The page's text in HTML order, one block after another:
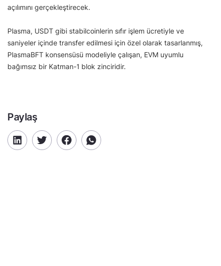
açılımını gerçekleştirecek.
Plasma, USDT gibi stabilcoinlerin sıfır işlem ücretiyle ve
saniyeler içinde transfer edilmesi için özel olarak tasarlanmış,
PlasmaBFT konsensüsü modeliyle çalışan, EVM uyumlu
bağımsız bir Katman-1 blok zinciridir.
Paylaş